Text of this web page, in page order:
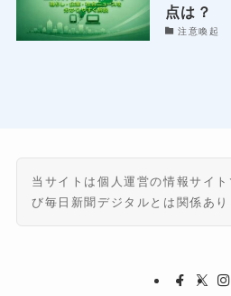
点は？
注意喚起
当サイトは個人運営の情報サイ
び毎日新聞デジタルとは関係あり